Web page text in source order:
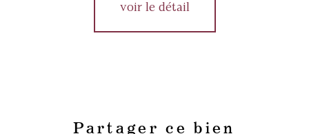
voir le détail
Partager ce bien